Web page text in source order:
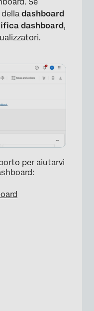
dashboard
dashboard,
per aiutarvi